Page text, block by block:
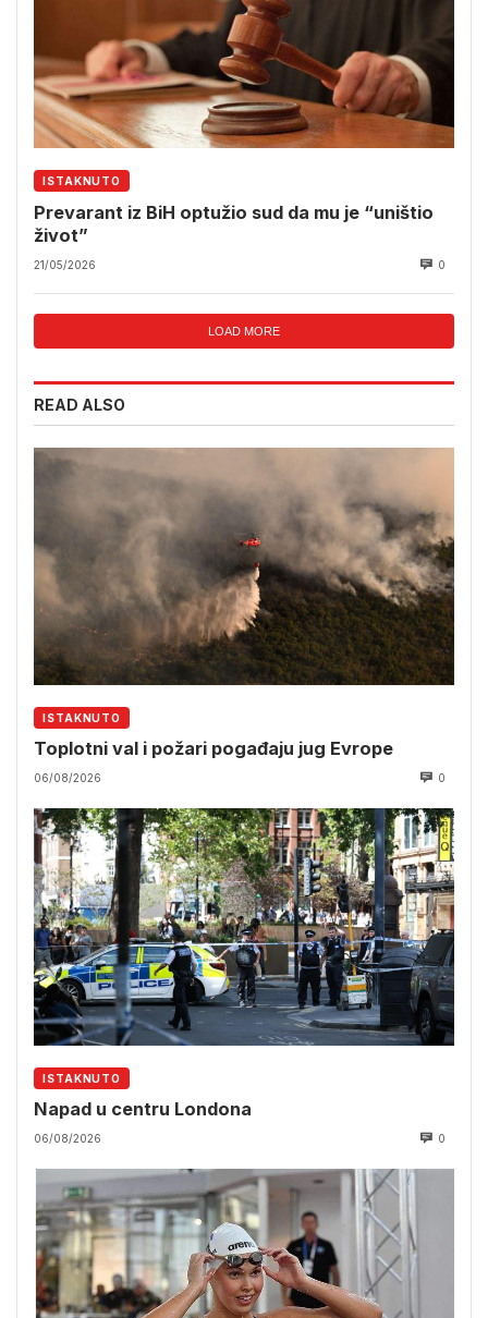
ISTAKNUTO
Prevarant iz BiH optužio sud da mu je “uništio
život”
21/05/2026 0
LOAD MORE
READ ALSO
ISTAKNUTO
Toplotni val i požari pogađaju jug Evrope
06/08/2026 0
ISTAKNUTO
Napad u centru Londona
06/08/2026 0